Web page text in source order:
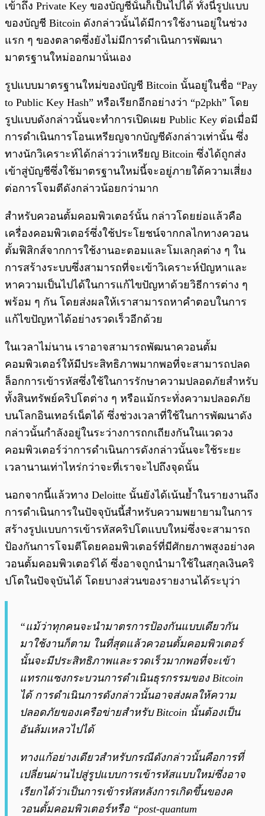
เข้าถึง Private Key ของบัญชีนั้นก็เป็นไปได้ ทั้งนี้รูปแบบ
ของบัญชี Bitcoin ดังกล่าวนั้นได้มีการใช้งานอยู่ในช่วง
แรก ๆ ของตลาดซึ่งยังไม่มีการดำเนินการพัฒนา
มาตรฐานใหม่ออกมานั่นเอง
รูปแบบมาตรฐานใหม่ของบัญชี Bitcoin นั้นอยู่ในชื่อ “Pay
to Public Key Hash” หรือเรียกอีกอย่างว่า “p2pkh” โดย
รูปแบบดังกล่าวนั้นจะทำการเปิดเผย Public Key ต่อเมื่อมี
การดำเนินการโอนเหรียญจากบัญชีดังกล่าวเท่านั้น ซึ่ง
ทางนักวิเคราะห์ได้กล่าวว่าเหรียญ Bitcoin ซึ่งได้ถูกส่ง
เข้าสู่บัญชีซึ่งใช้มาตรฐานใหม่นี้จะอยู่ภายใต้ความเสี่ยง
ต่อการโจมตีดังกล่าวน้อยกว่ามาก
สำหรับควอนตั้มคอมพิวเตอร์นั้น กล่าวโดยย่อแล้วคือ
เครื่องคอมพิวเตอร์ซึ่งใช้ประโยชน์จากกลไกทางควอน
ตั้มฟิสิกส์จากการใช้งานอะตอมและโมเลกุลต่าง ๆ ใน
การสร้างระบบซึ่งสามารถที่จะเข้าวิเคราะห์ปัญหาและ
หาความเป็นไปได้ในการแก้ไขปัญหาด้วยวิธีการต่าง ๆ
พร้อม ๆ กัน โดยส่งผลให้เราสามารถหาคำตอบในการ
แก้ไขปัญหาได้อย่างรวดเร็วอีกด้วย
ในเวลาไม่นาน เราอาจสามารถพัฒนาควอนตั้ม
คอมพิวเตอร์ให้มีประสิทธิภาพมากพอที่จะสามารถปลด
ล็อกการเข้ารหัสซึ่งใช้ในการรักษาความปลอดภัยสำหรับ
ทั้งสินทรัพย์คริปโตต่าง ๆ หรือแม้กระทั่งความปลอดภัย
บนโลกอินเทอร์เน็ตได้ ซึ่งช่วงเวลาที่ใช้ในการพัฒนาดัง
กล่าวนั้นกำลังอยู่ในระว่างการถกเถียงกันในแวดวง
คอมพิวเตอร์ว่าการดำเนินการดังกล่าวนั้นจะใช้ระยะ
เวลานานเท่าไหร่กว่าจะที่เราจะไปถึงจุดนั้น
นอกจากนี้แล้วทาง Deloitte นั้นยังได้เน้นย้ำในรายงานถึง
การดำเนินการในปัจจุบันนี้สำหรับความพยายามในการ
สร้างรูปแบบการเข้ารหัสคริปโตแบบใหม่ซึ่งจะสามารถ
ป้องกันการโจมตีโดยคอมพิวเตอร์ที่มีศักยภาพสูงอย่างค
วอนตั้มคอมพิวเตอร์ได้ ซึ่งอาจถูกนำมาใช้ในสกุลเงินคริ
ปโตในปัจจุบันได้ โดยบางส่วนของรายงานได้ระบุว่า
“แม้ว่าทุกคนจะนำมาตรการป้องกันแบบเดียวกัน
มาใช้งานก็ตาม ในที่สุดแล้วควอนตั้มคอมพิวเตอร์
นั้นจะมีประสิทธิภาพและรวดเร็วมากพอที่จะเข้า
แทรกแซงกระบวนการดำเนินธุรกรรมของ Bitcoin
ได้ การดำเนินการดังกล่าวนั้นอาจส่งผลให้ความ
ปลอดภัยของเครือข่ายสำหรับ Bitcoin นั้นต้องเป็น
อันล้มเหลวไปได้
ทางแก้อย่างเดียวสำหรับกรณีดังกล่าวนั้นคือการที่
เปลี่ยนผ่านไปสู่รูปแบบการเข้ารหัสแบบใหม่ซึ่งอาจ
เรียกได้ว่าเป็นการเข้ารหัสหลังการเกิดขึ้นของค
วอนตั้มคอมพิวเตอร์หรือ “post-quantum